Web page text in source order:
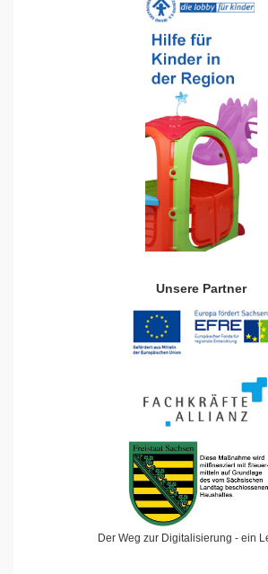
Unsere Partner
Der Weg zur Digitalisierung - ein